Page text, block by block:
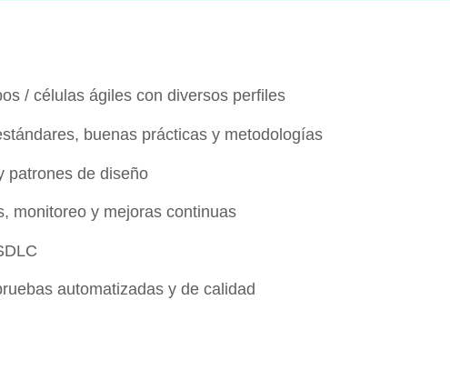
/ células ágiles con diversos perfiles
buenas prácticas y metodologías
patrones de diseño
monitoreo y mejoras continuas
automatizadas y de calidad